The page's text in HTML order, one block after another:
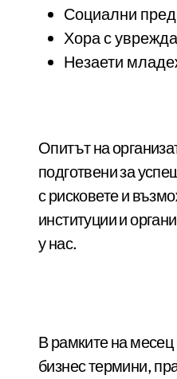
Социални
Хора с
Незаети
Опитът на
подготвени за
с рисковете и
институции и
у нас.
В рамките на
бизнес термини,